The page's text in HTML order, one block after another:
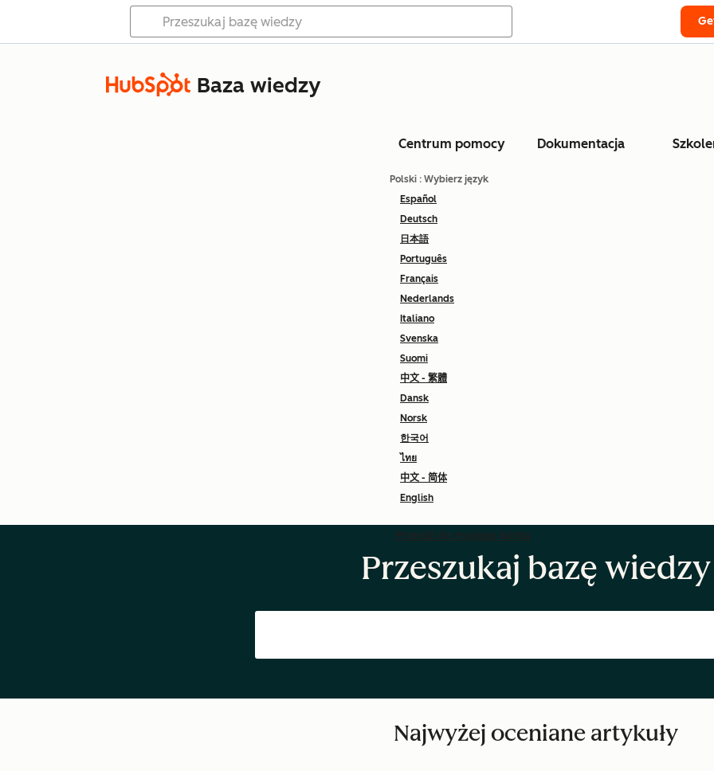
Baza wiedzy
Centrum pomocy Dokumentacja
Polski : Wybierz język
Español
Deutsch
日本語
Português
Français
Nederlands
Italiano
Svenska
Suomi
中文 - 繁體
Dansk
Norsk
한국어
ไทย
中文 - 简体
English
Przejdź do mojego konta
Przeszukaj bazę wiedzy
Najwyżej oceniane artykuły